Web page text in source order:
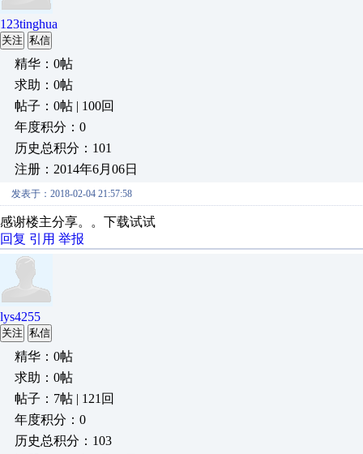
123tinghua
关注 私信
精华：0帖
求助：0帖
帖子：0帖 | 100回
年度积分：0
历史总积分：101
注册：2014年6月06日
发表于：2018-02-04 21:57:58
感谢楼主分享。。下载试试
回复 引用 举报
lys4255
关注 私信
精华：0帖
求助：0帖
帖子：7帖 | 121回
年度积分：0
历史总积分：103